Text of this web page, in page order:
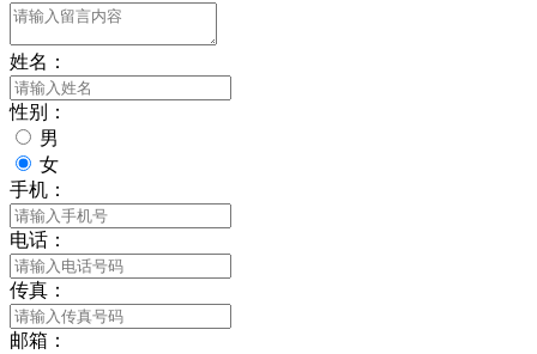
姓名：
性别：
男
女
手机：
电话：
传真：
邮箱：